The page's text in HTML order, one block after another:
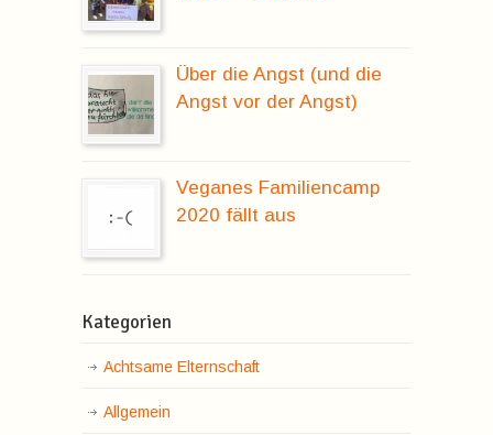
Über die Angst (und die
Angst vor der Angst)
Veganes Familiencamp
2020 fällt aus
Kategorien
Achtsame Elternschaft
Allgemein